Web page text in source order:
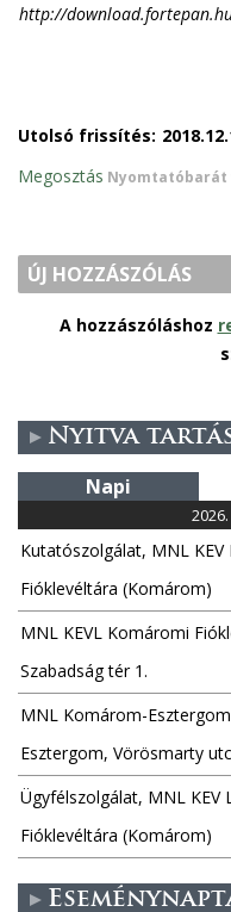
http://
Utolsó frissítés:
Megosztás
ÚJ HOZZÁSZÓLÁS
A hozzászóláshoz
Nyitva
Napi
Kutatószolgálat, MNL
Fióklevéltára (Komárom)
MNL KEVL Komáromi
Szabadság tér 1.
MNL Komárom-
Esztergom, Vörösmarty
Ügyfélszolgálat, MNL KEV
Fióklevéltára (Komárom)